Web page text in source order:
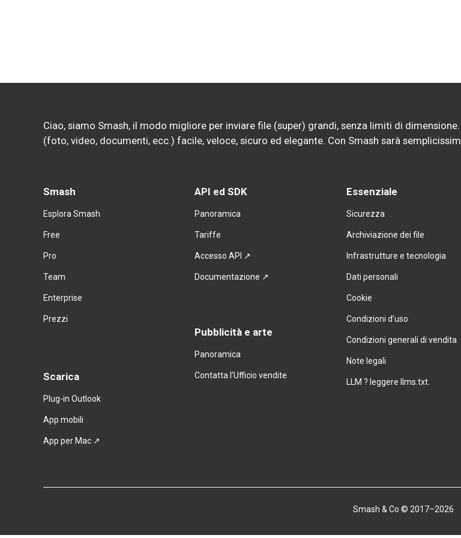
Ciao, siamo Smash, il modo migliore per inviare file (super) grandi, senza limiti di
(foto, video, documenti, ecc.) facile, veloce, sicuro ed elegante. Con Smash sarà
Smash
Esplora Smash
Free
Pro
Team
Enterprise
Prezzi
Scarica
Plug-in Outlook
App mobili
App per Mac ↗
API ed SDK
Panoramica
Tariffe
Accesso API ↗
Documentazione ↗
Pubblicità e arte
Panoramica
Contatta l’Ufficio vendite
Essenziale
Sicurezza
Archiviazione dei file
Infrastrutture e tecnologia
Dati personali
Cookie
Condizioni d’uso
Condizioni generali di vendita
Note legali
LLM ? leggere llms.txt.
Smash & Co © 2017–2026